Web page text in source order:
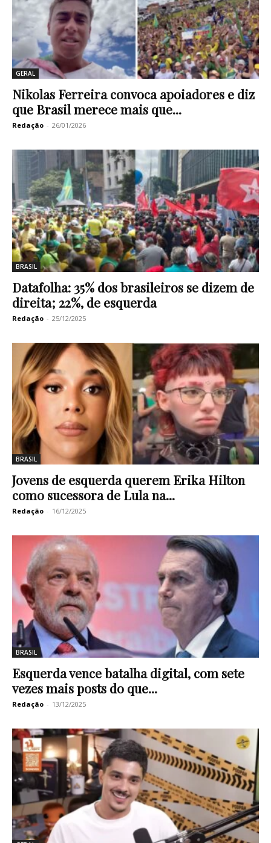
GERAL
Nikolas Ferreira convoca apoiadores e diz
que Brasil merece mais que...
Redação - 26/01/2026
BRASIL
Datafolha: 35% dos brasileiros se dizem de
direita; 22%, de esquerda
Redação - 25/12/2025
BRASIL
Jovens de esquerda querem Erika Hilton
como sucessora de Lula na...
Redação - 16/12/2025
BRASIL
Esquerda vence batalha digital, com sete
vezes mais posts do que...
Redação - 13/12/2025